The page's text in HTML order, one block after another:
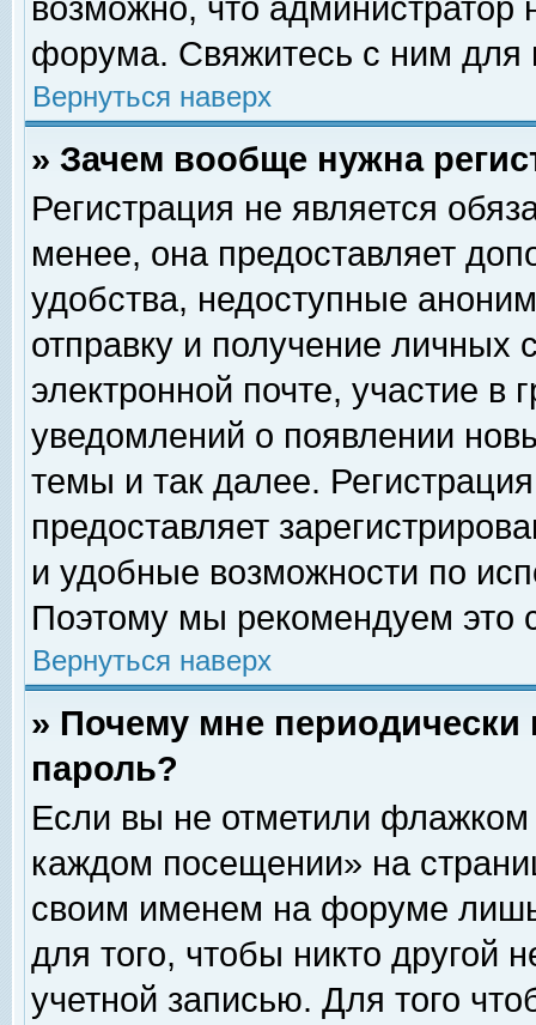
возможно, что
форума. Свяжитесь с ним для
Вернуться наверх
» Зачем вообще нужна
Регистрация не является
менее, она предоставляет
удобства, недоступные
отправку и получение личных
электронной почте, участие в
уведомлений о появлении
темы и так далее.
предоставляет
и удобные возможности по
Поэтому мы рекомендуем это
Вернуться наверх
» Почему мне
пароль?
Если вы не отметили флажком
каждом посещении» на
своим именем на форуме
для того, чтобы никто другой
учетной записью. Для того